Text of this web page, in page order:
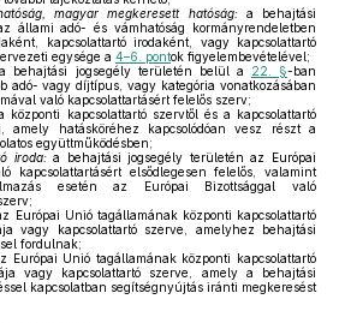
magyar megkeresett hatóság:a behajtási
állami adó- és vámhatóság kormányrendeletben
kapcsolattartó irodaként, vagy kapcsolattartó
egysége a 4–6. pontok figyelembevételével;
a behajtási jogsegély területén belül a 22. §-ban
adó- vagy díjtípus, vagy kategória vonatkozásában
való kapcsolattartásért felelős szerv;
központi kapcsolattartó szervtől és a kapcsolattartó
amely hatásköréhez kapcsolódóan vesz részt a
együttműködésben;
iroda:a behajtási jogsegély területén az Európai
kapcsolattartásért elsődlegesen felelős, valamint
esetén az Európai Bizottsággal való
Európai Unió tagállamának központi kapcsolattartó
vagy kapcsolattartó szerve, amelyhez behajtási
fordulnak;
Európai Unió tagállamának központi kapcsolattartó
vagy kapcsolattartó szerve, amely a behajtási
kapcsolatban segítségnyújtás iránti megkeresést